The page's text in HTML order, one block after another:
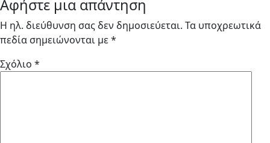
Αφήστε μια απάντηση
Η ηλ. διεύθυνση σας δεν δημοσιεύεται. Τα υποχρεωτικά
πεδία σημειώνονται με*
Σχόλιο *